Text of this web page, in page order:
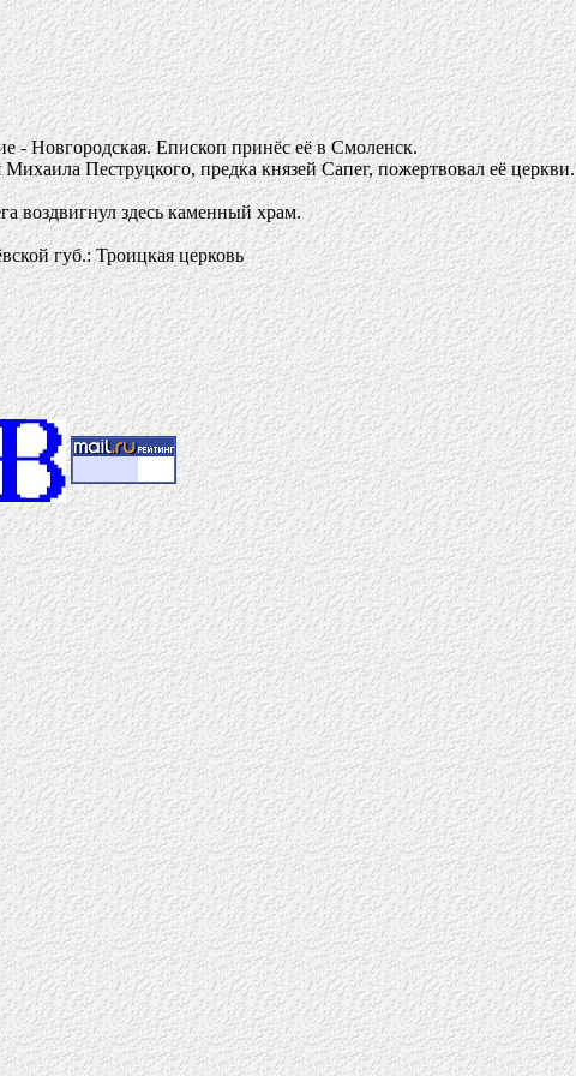
- Новгородская. Епископ принёс её в Смоленск.
Пеструцкого, предка князей Сапег, пожертвовал её церкви.
воздвигнул здесь каменный храм.
губ.: Троицкая церковь